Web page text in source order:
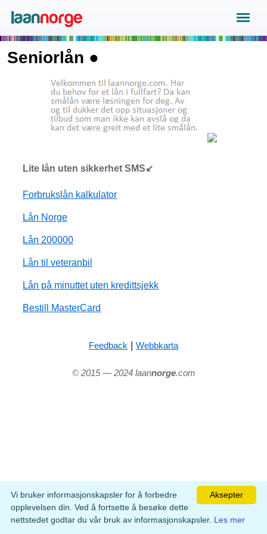
Seniorlån ●
Lite lån uten sikkerhet SMS↙
Forbrukslån kalkulator
Lån Norge
Lån 200000
Lån til veteranbil
Lån på minuttet uten kredittsjekk
Bestill MasterCard
Feedback | Webbkarta
© 2015 — 2024 laannorge.com
Aksepter
Vi bruker informasjonskapsler for å forbedre
opplevelsen din. Ved å fortsette å besøke dette
nettstedet godtar du vår bruk av informasjonskapsler. Les mer